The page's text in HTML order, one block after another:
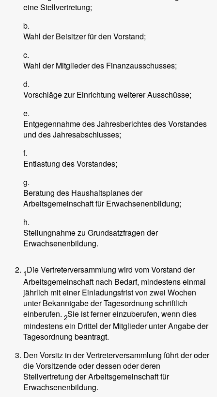
eine Stellvertretung;
b.
Wahl der Beisitzer für den Vorstand;
c.
Wahl der Mitglieder des Finanzausschusses;
d.
Vorschläge zur Einrichtung weiterer Ausschüsse;
e.
Entgegennahme des Jahresberichtes des Vorstandes
und des Jahresabschlusses;
f.
Entlastung des Vorstandes;
g.
Beratung des Haushaltsplanes der
Arbeitsgemeinschaft für Erwachsenenbildung;
h.
Stellungnahme zu Grundsatzfragen der
Erwachsenenbildung.
1Die Vertreterversammlung wird vom Vorstand der
Arbeitsgemeinschaft nach Bedarf, mindestens einmal
jährlich mit einer Einladungsfrist von zwei Wochen
unter Bekanntgabe der Tagesordnung schriftlich
einberufen. 2Sie ist ferner einzuberufen, wenn dies
mindestens ein Drittel der Mitglieder unter Angabe der
Tagesordnung beantragt.
Den Vorsitz in der Vertreterversammlung führt der oder
die Vorsitzende oder dessen oder deren
Stellvertretung der Arbeitsgemeinschaft für
Erwachsenenbildung.